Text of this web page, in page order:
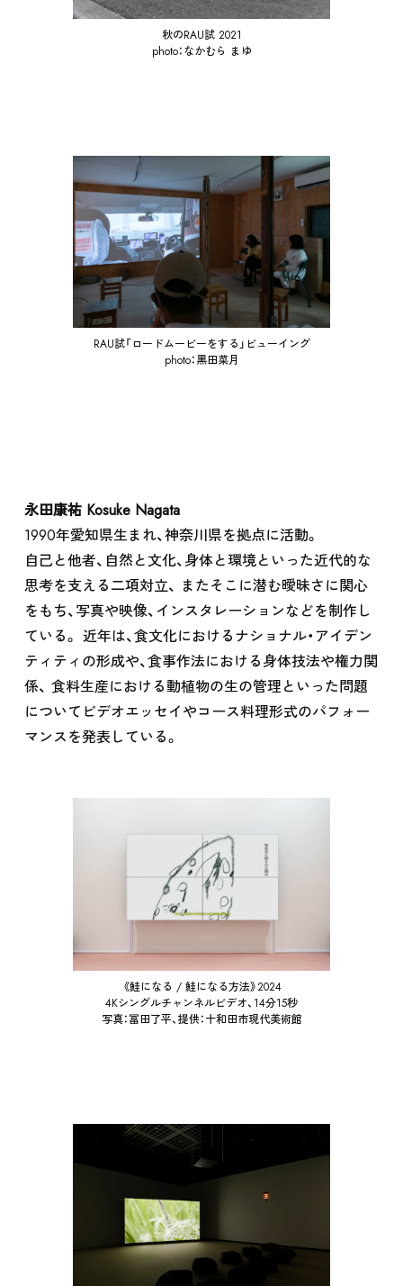
SHOP
秋のRAU試 2021
photo：なかむら まゆ
RAU試「ロードムービーをする」ビューイング
photo：黑田菜月
永田康祐 Kosuke Nagata
1990年愛知県生まれ、神奈川県を拠点に活動。
自己と他者、自然と文化、身体と環境といった近代的な
思考を支える二項対立、 またそこに潜む曖昧さに関心
をもち、写真や映像、インスタレーションなどを制作し
ている。 近年は、食文化におけるナショナル・アイデン
ティティの形成や、食事作法における身体技法や権力関
係、 食料生産における動植物の生の管理といった問題
についてビデオエッセイやコース料理形式のパフォー
マンスを発表している。
《鮭になる / 鮭になる方法》2024
4Kシングルチャンネルビデオ、14分15秒
写真：冨田了平、提供：十和田市現代美術館